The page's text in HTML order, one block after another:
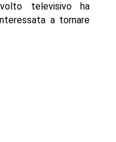
televisivo ha
a tornare